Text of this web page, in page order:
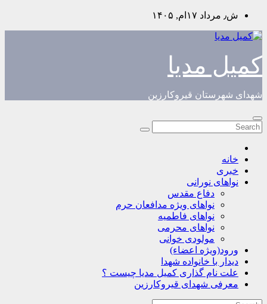
Skip
content
ش٫ مرداد ۱۷ام, ۱۴۰۵
کمیل مدیا
شهدای شهرستان قیروکارزین
خانه
خبری
نواهای نورانی
دفاع مقدس
نواهای ویژه مدافعان حرم
نواهای فاطمیه
نواهای محرمی
مولودی خوانی
ورود(ویژه اعضاء)
دیدار با خانواده شهدا
علت نام گذاری کمیل مدیا چیست ؟
معرفی شهدای قیروکارزین